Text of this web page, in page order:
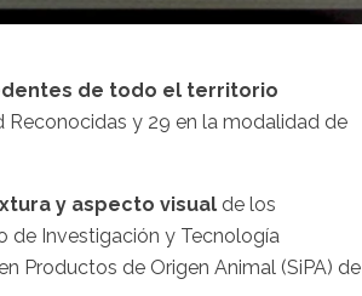
de todo el territorio
Reconocidas y 29 en la modalidad de
y aspecto visual de los
de Investigación y Tecnología
Productos de Origen Animal (SiPA) de